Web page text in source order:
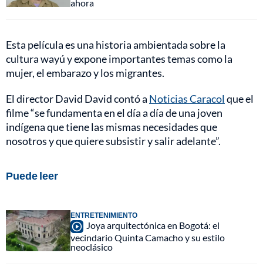
ahora
Esta película es una historia ambientada sobre la
cultura wayú y expone importantes temas como la
mujer, el embarazo y los migrantes.
El director David David contó a Noticias Caracolque el
filme “se fundamenta en el día a día de una joven
indígena que tiene las mismas necesidades que
nosotros y que quiere subsistir y salir adelante”.
Puede leer
ENTRETENIMIENTO
Joya arquitectónica en Bogotá: el
vecindario Quinta Camacho y su estilo
neoclásico